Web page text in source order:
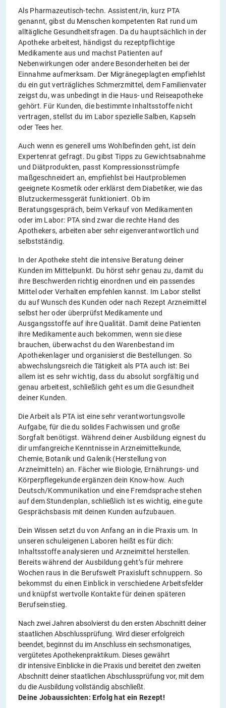
Als Pharmazeutisch-techn. Assistent/in, kurz PTA
genannt, gibst du Menschen kompetenten Rat rund um
alltägliche Gesundheitsfragen. Da du hauptsächlich in der
Apotheke arbeitest, händigst du rezeptpflichtige
Medikamente aus und machst Patienten auf
Nebenwirkungen oder andere Besonderheiten bei der
Einnahme aufmerksam. Der Migränegeplagten empfiehlst
du ein gut verträgliches Schmerzmittel, dem Familienvater
zeigst du, was unbedingt in die Haus- und Reiseapotheke
gehört. Für Kunden, die bestimmte Inhaltsstoffe nicht
vertragen, stellst du im Labor spezielle Salben, Kapseln
oder Tees her.
Auch wenn es generell ums Wohlbefinden geht, ist dein
Expertenrat gefragt. Du gibst Tipps zu Gewichtsabnahme
und Diätprodukten, passt Kompressionsstrümpfe
maßgeschneidert an, empfiehlst bei Hautproblemen
geeignete Kosmetik oder erklärst dem Diabetiker, wie das
Blutzuckermessgerät funktioniert. Ob im
Beratungsgespräch, beim Verkauf von Medikamenten
oder im Labor: PTA sind zwar die rechte Hand des
Apothekers, arbeiten aber sehr eigenverantwortlich und
selbstständig.
In der Apotheke steht die intensive Beratung deiner
Kunden im Mittelpunkt. Du hörst sehr genau zu, damit du
ihre Beschwerden richtig einordnen und ein passendes
Mittel oder Verhalten empfehlen kannst. Im Labor stellst
du auf Wunsch des Kunden oder nach Rezept Arzneimittel
selbst her oder überprüfst Medikamente und
Ausgangsstoffe auf ihre Qualität. Damit deine Patienten
ihre Medikamente auch bekommen, wenn sie diese
brauchen, überwachst du den Warenbestand im
Apothekenlager und organisierst die Bestellungen. So
abwechslungsreich die Tätigkeit als PTA auch ist: Bei
allem ist es sehr wichtig, dass du absolut sorgfältig und
genau arbeitest, schließlich geht es um die Gesundheit
deiner Kunden.
Die Arbeit als PTA ist eine sehr verantwortungsvolle
Aufgabe, für die du solides Fachwissen und große
Sorgfalt benötigst. Während deiner Ausbildung eignest du
dir umfangreiche Kenntnisse in Arzneimittelkunde,
Chemie, Botanik und Galenik (Herstellung von
Arzneimitteln) an. Fächer wie Biologie, Ernährungs- und
Körperpflegekunde ergänzen dein Know-how. Auch
Deutsch/Kommunikation und eine Fremdsprache stehen
auf dem Stundenplan, schließlich ist es wichtig, eine gute
Gesprächsbasis mit deinen Kunden aufzubauen.
Dein Wissen setzt du von Anfang an in die Praxis um. In
unseren schuleigenen Laboren heißt es für dich:
Inhaltsstoffe analysieren und Arzneimittel herstellen.
Bereits während der Ausbildung geht’s für mehrere
Wochen raus in die Berufswelt Praxisluft schnuppern. So
bekommst du einen Einblick in verschiedene Arbeitsfelder
und knüpfst wertvolle Kontakte für deinen späteren
Berufseinstieg.
Nach zwei Jahren absolvierst du den ersten Abschnitt deiner
staatlichen Abschlussprüfung. Wird dieser erfolgreich
beendet, beginnst du im Anschluss ein sechsmonatiges,
vergütetes Apothekenpraktikum. Dieses gewährt
dir intensive Einblicke in die Praxis und bereitet den zweiten
Abschnitt deiner staatlichen Abschlussprüfung vor, mit dem
du die Ausbildung vollständig abschließt.
Deine Jobaussichten: Erfolg hat ein Rezept!